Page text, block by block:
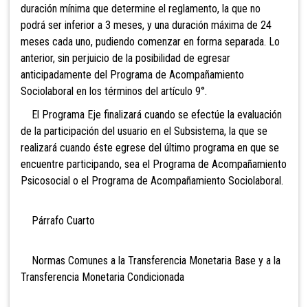
duración mínima que determine el reglamento, la que no
podrá ser inferior a 3 meses, y una duración máxima de 24
meses cada uno, pudiendo comenzar en forma separada. Lo
anterior, sin perjuicio de la posibilidad de egresar
anticipadamente del Programa de Acompañamiento
Sociolaboral en los términos del artículo 9°.
El Programa Eje finalizará cuando se efectúe la evaluación
de la participación del usuario en el Subsistema, la que se
realizará cuando éste egrese del último programa en que se
encuentre participando, sea el Programa de Acompañamiento
Psicosocial o el Programa de Acompañamiento Sociolaboral.
Párrafo Cuarto
Normas Comunes a la Transferencia Monetaria Base y a la
Transferencia Monetaria Condicionada